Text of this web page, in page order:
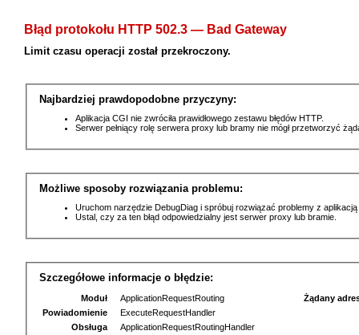
Błąd protokołu HTTP 502.3 — Bad Gateway
Limit czasu operacji został przekroczony.
Najbardziej prawdopodobne przyczyny:
Aplikacja CGI nie zwróciła prawidłowego zestawu błędów HTTP.
Serwer pełniący rolę serwera proxy lub bramy nie mógł przetworzyć
Możliwe sposoby rozwiązania problemu:
Uruchom narzędzie DebugDiag i spróbuj rozwiązać problemy z
Ustal, czy za ten błąd odpowiedzialny jest serwer proxy lub bramie.
Szczegółowe informacje o błędzie:
Moduł
ApplicationRequestRouting
Powiadomienie
ExecuteRequestHandler
Obsługa
ApplicationRequestRoutingHandler
Żądany